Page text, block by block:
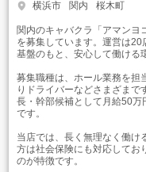
横浜市
関内 桜木町
関内のキャバクラ「アマンヨ
を募集しています。運営は
基盤のもと、安心して働ける
募集職種は、ホール業務を担
りドライバーなどさまざまで
長・幹部候補として月給50
です。
当店では、長く無理なく働け
方は社会保険にも対応してお
のが特徴です。